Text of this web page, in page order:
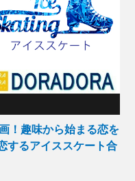
！趣味から始まる恋を
するアイススケート合